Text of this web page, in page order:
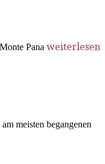
Pana weiterlesen
meisten begangenen